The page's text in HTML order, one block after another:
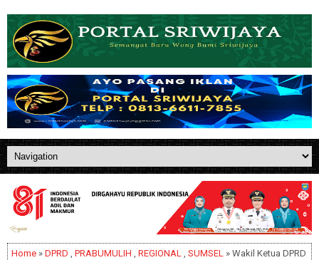
Home » DPRD , PRABUMULIH , REGIONAL , SUMSEL » Wakil Ketua DPRD